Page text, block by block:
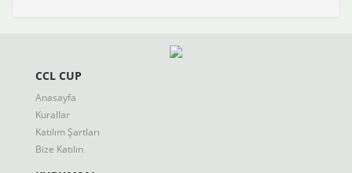
CCL CUP
Anasayfa
Kurallar
Katılım Şartları
Bize Katılın